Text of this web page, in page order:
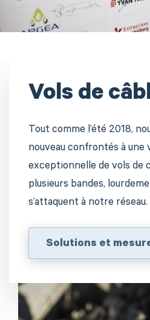
Vols de
Tout comme l’été 2018,
nouveau confrontés à une
exceptionnelle de vols de
plusieurs bandes,
s’attaquent à notre réseau.
Solutions et